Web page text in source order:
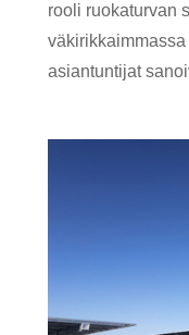
rooli ruokaturvan
asiantuntijat